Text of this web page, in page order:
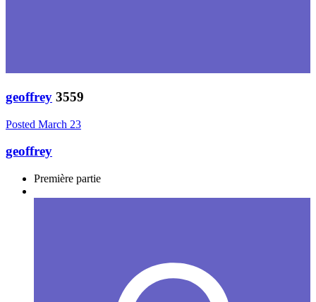
geoffrey 3559
Posted March 23
geoffrey
Première partie